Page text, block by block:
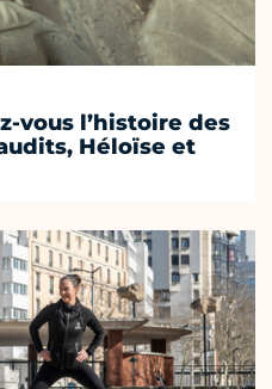
vous l’histoire des
Héloïse et